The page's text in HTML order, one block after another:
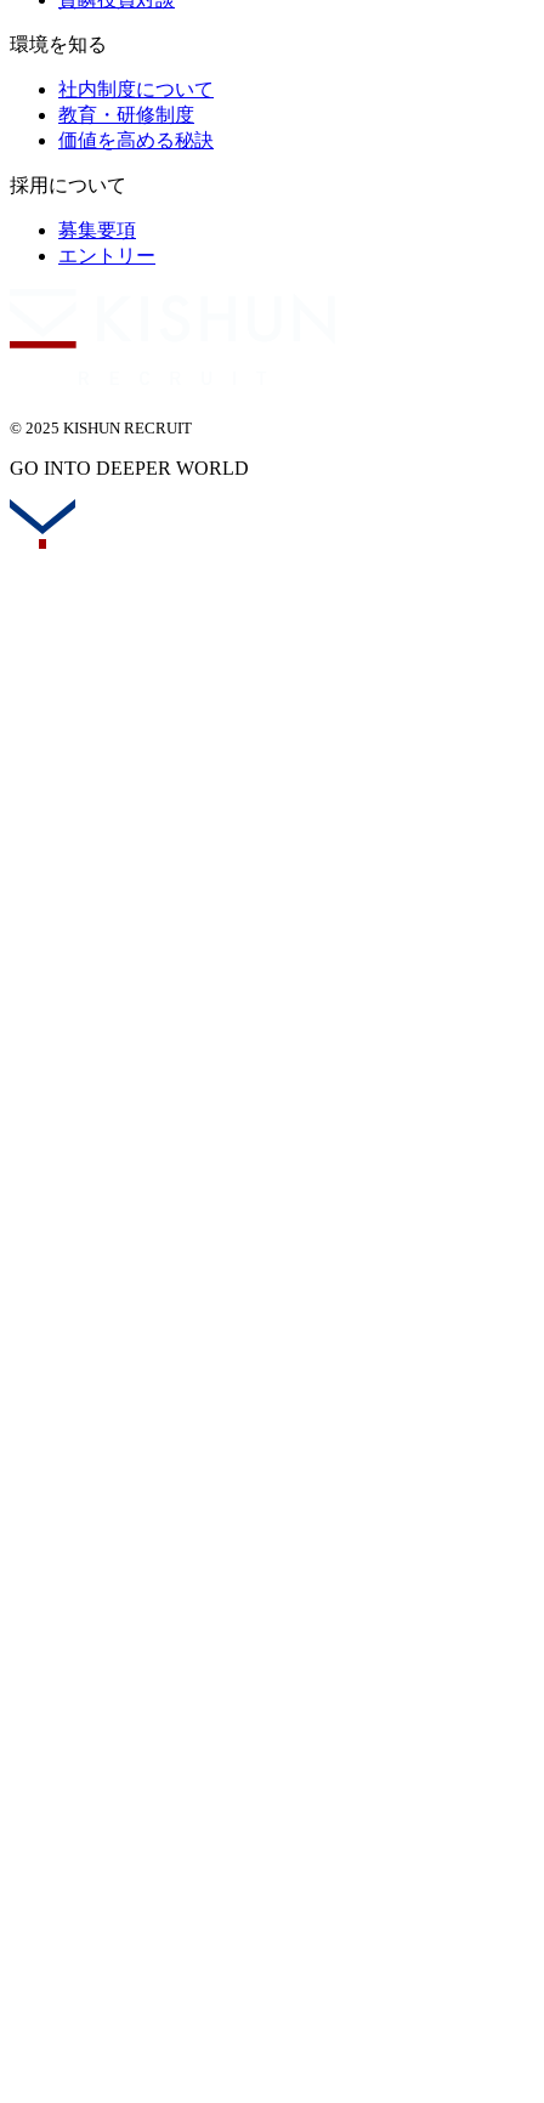
環境を知る
社内制度について
教育・研修制度
価値を高める秘訣
採用について
募集要項
エントリー
© 2025 KISHUN RECRUIT
GO INTO DEEPER WORLD